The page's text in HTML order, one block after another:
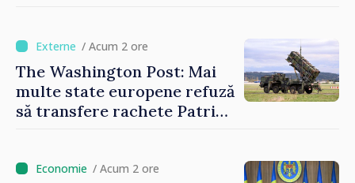
/ Acum 2 ore
The Washington Post: Mai
multe state europene refuză
să transfere rachete Patriot
/ Acum 2 ore